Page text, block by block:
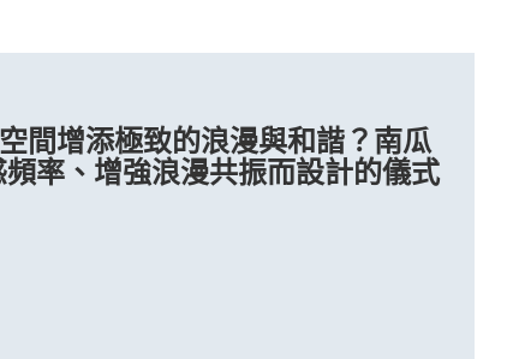
間增添極致的浪漫與和諧？南瓜
率、增強浪漫共振而設計的儀式